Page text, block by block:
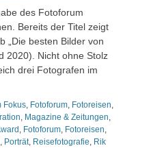
des Fotoforum
Bereits der Titel zeigt
„Die besten Bilder von
2020). Nicht ohne Stolz
drei Fotografen im
Fokus, Fotoforum, Fotoreisen,
, Magazine & Zeitungen,
, Fotoforum, Fotoreisen,
, Porträt, Reisefotografie, Rik